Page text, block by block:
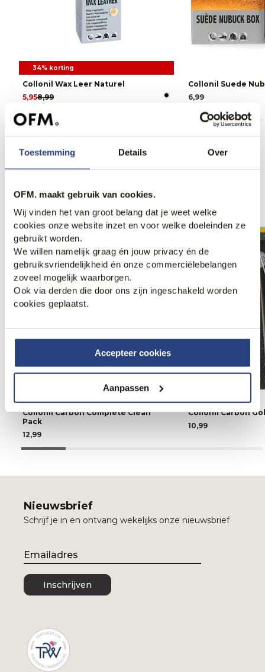
Toestemming Details Over
OFM. maakt gebruik van cookies.
Wij vinden het van groot belang dat je weet welke
cookies onze website inzet en voor welke doeleinden ze
gebruikt worden.
We willen namelijk graag én jouw privacy én de
gebruiksvriendelijkheid én onze commerciëlebelangen
zoveel mogelijk waarborgen.
Ook via derden die door ons zijn ingeschakeld worden
cookies geplaatst.
Accepteer cookies
Aanpassen
34% korting
Collonil Wax Leer Naturel
8,99
5,95
Collonil Suede
6,99
Collonil Carbon Complete Clean
Pack
12,99
Collonil Carbon
10,99
Nieuwsbrief
Schrijf je in en ontvang wekelijks onze nieuwsbrief
Email
Inschrijven